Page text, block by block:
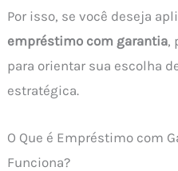
Por isso, se você deseja
empréstimo com garantia,
para orientar sua escolha
estratégica.
O Que é Empréstimo com
Funciona?